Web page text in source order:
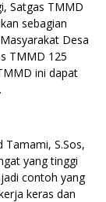
Satgas TMMD
sebagian
Desa
TMMD 125
ini dapat
S.Sos,
yang tinggi
contoh yang
keras dan